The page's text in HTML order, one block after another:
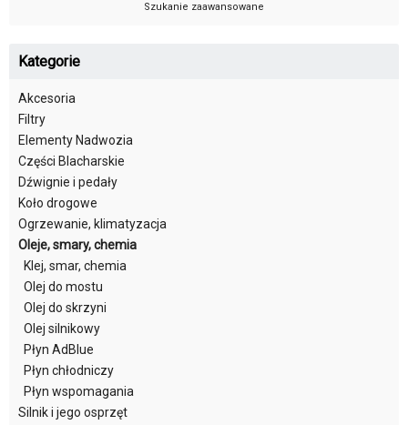
Szukanie zaawansowane
Kategorie
Akcesoria
Filtry
Elementy Nadwozia
Części Blacharskie
Dźwignie i pedały
Koło drogowe
Ogrzewanie, klimatyzacja
Oleje, smary, chemia
Klej, smar, chemia
Olej do mostu
Olej do skrzyni
Olej silnikowy
Płyn AdBlue
Płyn chłodniczy
Płyn wspomagania
Silnik i jego osprzęt